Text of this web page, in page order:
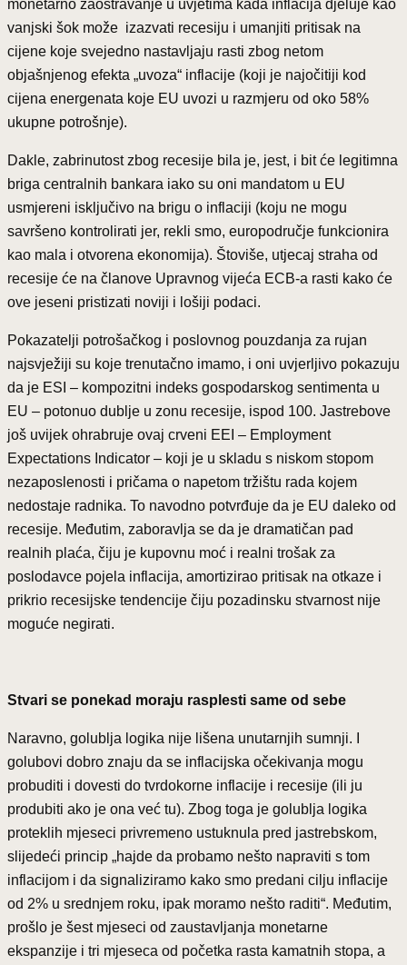
monetarno zaoštravanje u uvjetima kada inflacija djeluje kao
vanjski šok može izazvati recesiju i umanjiti pritisak na
cijene koje svejedno nastavljaju rasti zbog netom
objašnjenog efekta „uvoza“ inflacije (koji je najočitiji kod
cijena energenata koje EU uvozi u razmjeru od oko 58%
ukupne potrošnje).
Dakle, zabrinutost zbog recesije bila je, jest, i bit će legitimna
briga centralnih bankara iako su oni mandatom u EU
usmjereni isključivo na brigu o inflaciji (koju ne mogu
savršeno kontrolirati jer, rekli smo, europodručje funkcionira
kao mala i otvorena ekonomija). Štoviše, utjecaj straha od
recesije će na članove Upravnog vijeća ECB-a rasti kako će
ove jeseni pristizati noviji i lošiji podaci.
Pokazatelji potrošačkog i poslovnog pouzdanja za rujan
najsvježiji su koje trenutačno imamo, i oni uvjerljivo pokazuju
da je ESI – kompozitni indeks gospodarskog sentimenta u
EU – potonuo dublje u zonu recesije, ispod 100. Jastrebove
još uvijek ohrabruje ovaj crveni EEI – Employment
Expectations Indicator – koji je u skladu s niskom stopom
nezaposlenosti i pričama o napetom tržištu rada kojem
nedostaje radnika. To navodno potvrđuje da je EU daleko od
recesije. Međutim, zaboravlja se da je dramatičan pad
realnih plaća, čiju je kupovnu moć i realni trošak za
poslodavce pojela inflacija, amortizirao pritisak na otkaze i
prikrio recesijske tendencije čiju pozadinsku stvarnost nije
moguće negirati.
Stvari se ponekad moraju rasplesti same od sebe
Naravno, golublja logika nije lišena unutarnjih sumnji. I
golubovi dobro znaju da se inflacijska očekivanja mogu
probuditi i dovesti do tvrdokorne inflacije i recesije (ili ju
produbiti ako je ona već tu). Zbog toga je golublja logika
proteklih mjeseci privremeno ustuknula pred jastrebskom,
slijedeći princip „hajde da probamo nešto napraviti s tom
inflacijom i da signaliziramo kako smo predani cilju inflacije
od 2% u srednjem roku, ipak moramo nešto raditi“. Međutim,
prošlo je šest mjeseci od zaustavljanja monetarne
ekspanzije i tri mjeseca od početka rasta kamatnih stopa, a